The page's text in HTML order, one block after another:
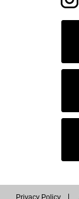
Privacy Policy